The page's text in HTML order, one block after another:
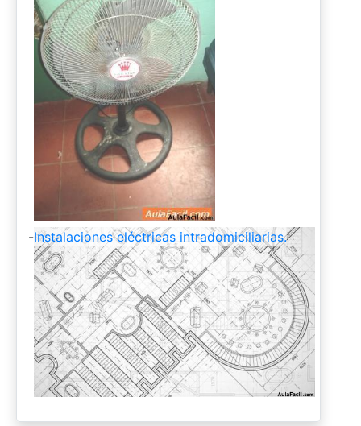
-Instalaciones eléctricas intradomiciliarias.